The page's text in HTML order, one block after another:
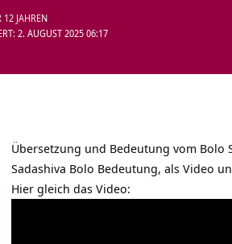
2. AUGUST 2025 06:17
12 JAHREN
Übersetzung und Bedeutung vom Bolo
Sadashiva Bolo Bedeutung, als Video
Hier gleich das Video: